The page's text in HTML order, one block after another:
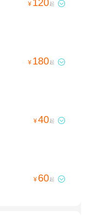
¥ 120起 
¥ 180起 
¥40起 
¥ 60起 